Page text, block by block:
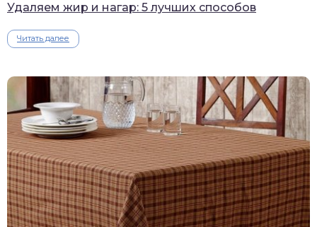
Удаляем жир и нагар: 5 лучших способов
Читать далее